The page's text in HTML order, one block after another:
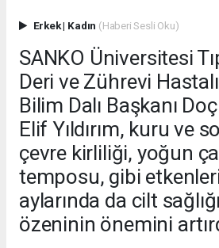
Erkek| Kadın (Haberi Sesli Oku)
SANKO Üniversitesi
Deri ve Zührevi
Bilim Dalı Başkanı
Elif Yıldırım, kuru ve
çevre kirliliği, yoğun
temposu, gibi
aylarında da cilt
özeninin önemini